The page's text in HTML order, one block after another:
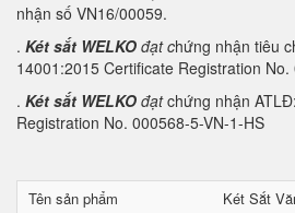
nhận số VN16/00059.
. Két sắt WELKO đạt chứng nhận tiêu
14001:2015 Certificate Registration
. Két sắt WELKO đạtchứng nhận
Registration No. 000568-5-VN-1-HS
Tên sản phẩm
Két Sắt